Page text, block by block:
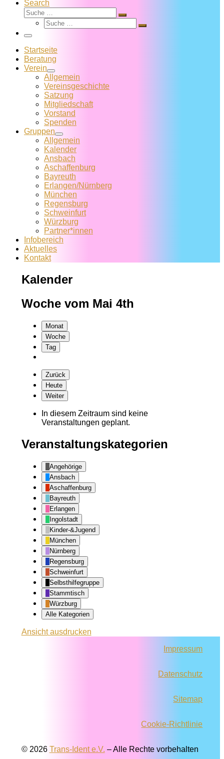
Search
Suche
Suche
Suche
Suche
Menü
Startseite
Beratung
Verein
Allgemein
Vereins­geschichte
Satzung
Mitglied­schaft
Vorstand
Spenden
Gruppen
Allgemein
Kalender
Ansbach
Aschaffenburg
Bayreuth
Erlangen/Nürnberg
München
Regensburg
Schweinfurt
Würzburg
Partner*innen
Infobereich
Aktuelles
Kontakt
Kalender
Woche vom Mai 4th
Monat
Woche
Tag
Zurück
Heute
Weiter
In diesem Zeitraum sind keine
Veranstaltungen geplant.
Veranstaltungskategorien
Angehörige
Ansbach
Aschaffenburg
Bayreuth
Erlangen
Ingolstadt
Kinder-&Jugend
München
Nürnberg
Regensburg
Schweinfurt
Selbsthilfegruppe
Stammtisch
Würzburg
Alle Kategorien
Ansichtausdrucken
Impressum
Datenschutz
Sitemap
Cookie-Richtlinie
© 2026 Trans-Ident e.V. – Alle Rechte vorbehalten